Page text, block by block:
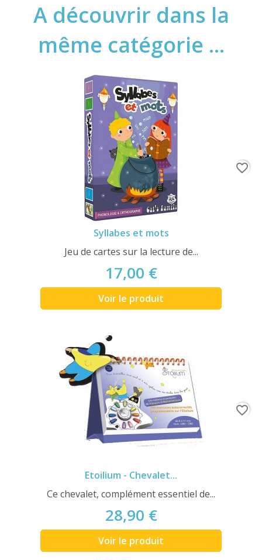
A découvrir dans la
même catégorie ...
Syllabes et mots
Jeu de cartes sur la lecture de...
17,00 €
Voir le produit
favorite_border
Etoilium - Chevalet...
Ce chevalet, complément essentiel de...
28,90 €
Voir le produit
favorite_border